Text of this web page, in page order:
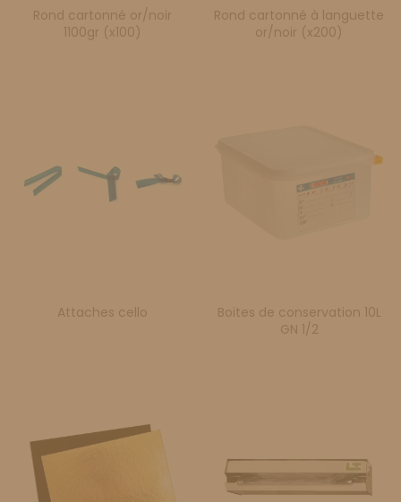
Rond cartonné or/noir
1100gr (x100)
Rond cartonné à languette
or/noir (x200)
Attaches cello
Boites de conservation 10L
GN 1/2